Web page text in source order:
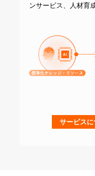
ンサービス、人材育
サービス